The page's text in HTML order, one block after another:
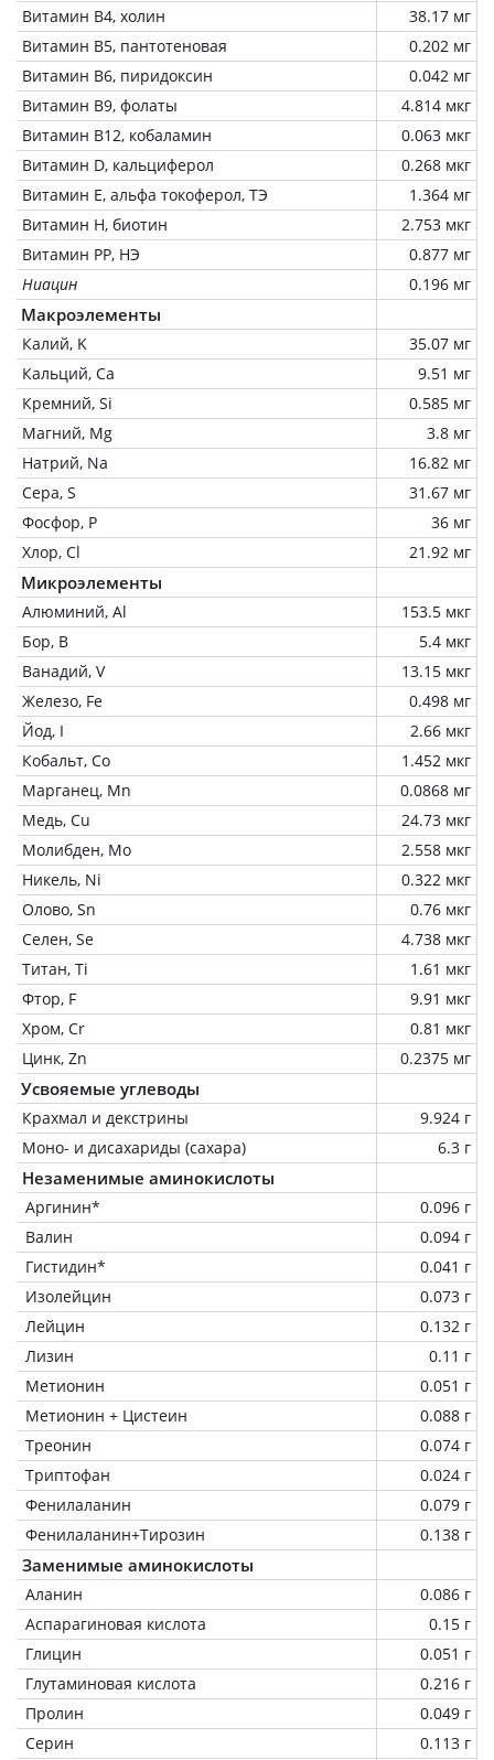
Витамин В4, холин
38.17 мг
Витамин В5, пантотеновая
0.202 мг
Витамин В6, пиридоксин
0.042 мг
Витамин В9, фолаты
4.814 мкг
Витамин В12, кобаламин
0.063 мкг
Витамин D, кальциферол
0.268 мкг
Витамин Е, альфа токоферол, ТЭ
1.364 мг
Витамин Н, биотин
2.753 мкг
Витамин РР, НЭ
0.877 мг
Ниацин
0.196 мг
Макроэлементы
Калий, K
35.07 мг
Кальций, Ca
9.51 мг
Кремний, Si
0.585 мг
Магний, Mg
3.8 мг
Натрий, Na
16.82 мг
Сера, S
31.67 мг
Фосфор, P
36 мг
Хлор, Cl
21.92 мг
Микроэлементы
Алюминий, Al
153.5 мкг
Бор, B
5.4 мкг
Ванадий, V
13.15 мкг
Железо, Fe
0.498 мг
Йод, I
2.66 мкг
Кобальт, Co
1.452 мкг
Марганец, Mn
0.0868 мг
Медь, Cu
24.73 мкг
Молибден, Mo
2.558 мкг
Никель, Ni
0.322 мкг
Олово, Sn
0.76 мкг
Селен, Se
4.738 мкг
Титан, Ti
1.61 мкг
Фтор, F
9.91 мкг
Хром, Cr
0.81 мкг
Цинк, Zn
0.2375 мг
Усвояемые углеводы
Крахмал и декстрины
9.924 г
Моно- и дисахариды (сахара)
6.3 г
Незаменимые аминокислоты
Аргинин*
0.096 г
Валин
0.094 г
Гистидин*
0.041 г
Изолейцин
0.073 г
Лейцин
0.132 г
Лизин
0.11 г
Метионин
0.051 г
Метионин + Цистеин
0.088 г
Треонин
0.074 г
Триптофан
0.024 г
Фенилаланин
0.079 г
Фенилаланин+Тирозин
0.138 г
Заменимые аминокислоты
Аланин
0.086 г
Аспарагиновая кислота
0.15 г
Глицин
0.051 г
Глутаминовая кислота
0.216 г
Пролин
0.049 г
Серин
0.113 г